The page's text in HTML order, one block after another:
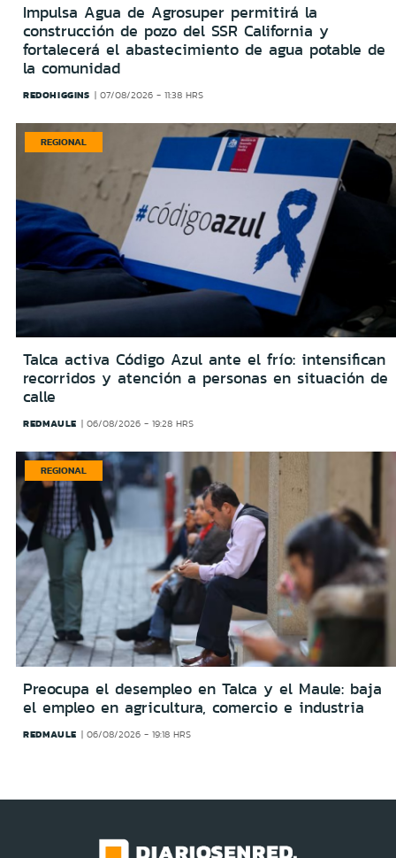
Impulsa Agua de Agrosuper permitirá la
construcción de pozo del SSR California y
fortalecerá el abastecimiento de agua potable de
la comunidad
REDOHIGGINS 07/08/2026 - 11:38 HRS
REGIONAL
Talca activa Código Azul ante el frío: intensifican
recorridos y atención a personas en situación de
calle
REDMAULE 06/08/2026 - 19:28 HRS
REGIONAL
Preocupa el desempleo en Talca y el Maule: baja
el empleo en agricultura, comercio e industria
REDMAULE 06/08/2026 - 19:18 HRS